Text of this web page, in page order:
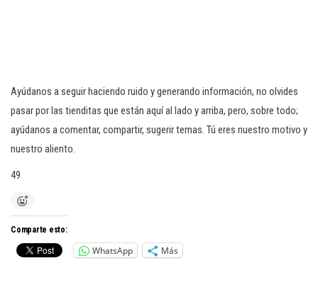
Ayúdanos a seguir haciendo ruido y generando información, no olvides
pasar por las tienditas que están aquí al lado y arriba, pero, sobre todo;
ayúdanos a comentar, compartir, sugerir temas. Tú eres nuestro motivo y
nuestro aliento.
49
Comparte esto:
WhatsApp Más